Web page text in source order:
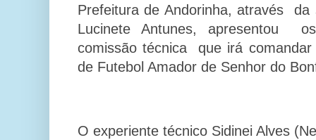
Prefeitura de Andorinha, através
Lucinete Antunes, apresentou
comissão técnica que irá
de Futebol Amador de Senhor do
O experiente técnico Sidinei Alves